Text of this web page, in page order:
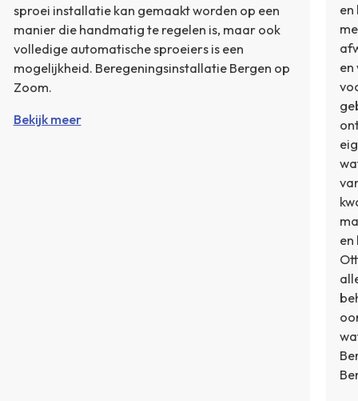
sproei installatie kan gemaakt worden op een
manier die handmatig te regelen is, maar ook
volledige automatische sproeiers is een
mogelijkheid. Beregeningsinstallatie Bergen op
Zoom.
Bekijk meer
en
en